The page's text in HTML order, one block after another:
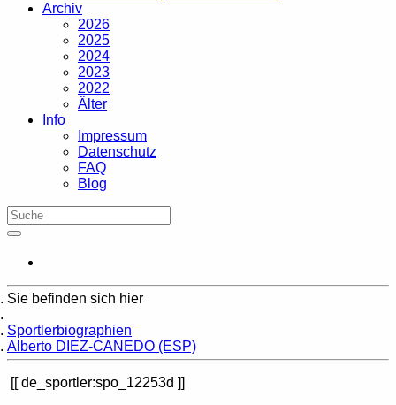
Archiv
2026
2025
2024
2023
2022
Älter
Info
Impressum
Datenschutz
FAQ
Blog
Sie befinden sich hier
Sportlerbiographien
Alberto DIEZ-CANEDO (ESP)
de_sportler:spo_12253d